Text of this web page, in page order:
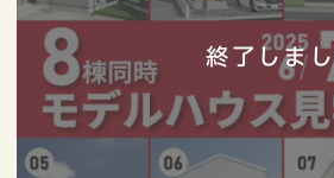
終了しま